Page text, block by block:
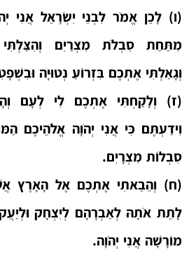
(ו) לָכֵן אֱמֹר לִבְנֵי יִשְׂרָאֵל אֲנִי
מִתַּחַת סִבְלֹת מִצְרַיִם
וְגָאַלְתִּי אֶתְכֶם בִּזְרוֹעַ נְטוּיָה
(ז) וְלָקַחְתִּי אֶתְכֶם לִי לְעָם
וִידַעְתֶּם כִּי אֲנִי יְהֹוָה אֱלֹהֵיכֶם
סִבְלוֹת מִצְרָיִם.
(ח) וְהֵבֵאתִי אֶתְכֶם אֶל הָאָרֶץ
לָתֵת אֹתָהּ לְאַבְרָהָם לְיִצְחָק
מוֹרָשָׁה אֲנִי יְהֹוָה.